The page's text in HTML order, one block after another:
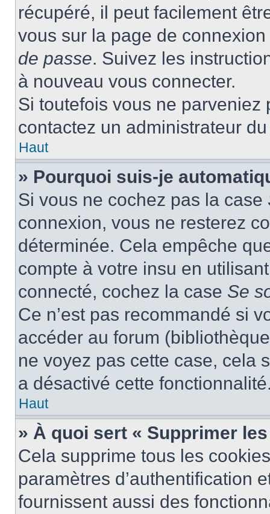
récupéré, il peut facilement
vous sur la page de
de passe. Suivez les
à nouveau vous connecter.
Si toutefois vous ne
contactez un administrateur
Haut
» Pourquoi suis-je
Si vous ne cochez pas la case
connexion, vous ne resterez
déterminée. Cela empêche
compte à votre insu en
connecté, cochez la case Se
Ce n’est pas recommandé si
accéder au forum
ne voyez pas cette case, cela
a désactivé cette
Haut
» À quoi sert « Supprimer
Cela supprime tous les
paramètres d’authentification
fournissent aussi des